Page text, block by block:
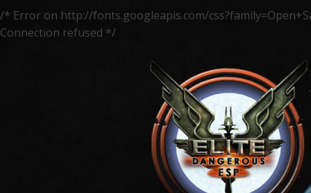
/* Error on http://fonts.googleapis.com/
Connection refused */